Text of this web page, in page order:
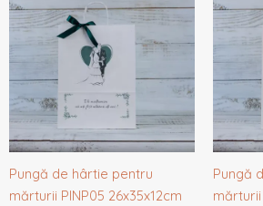
Pungă de hârtie pentru
mărturii PINP05 26x35x12cm
Pungă
mărturii